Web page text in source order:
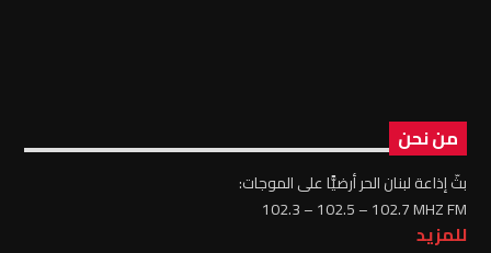
من نحن
بثّ إذاعة لبنان الحر أرضيًّا على الموجات:
102.3 – 102.5 – 102.7 MHZ FM
للمزيد